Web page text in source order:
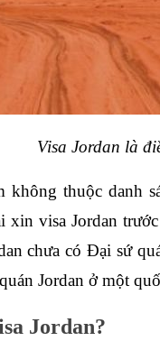
Visa Jordan là
không thuộc danh
xin visa Jordan
chưa có Đại sứ
Jordan ở một
Jordan?